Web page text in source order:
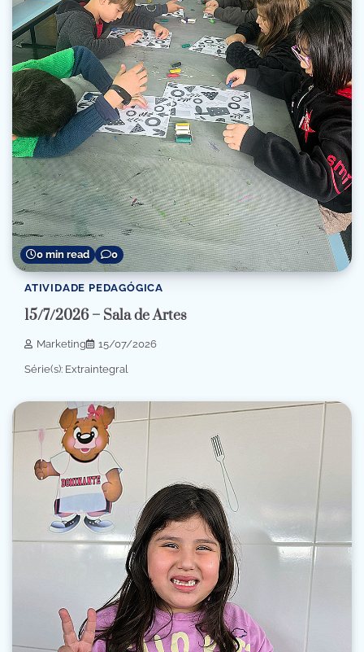
0 min read 0
ATIVIDADE PEDAGÓGICA
15/7/2026 – Sala de Artes
Marketing 15/07/2026
Série(s): Extraintegral